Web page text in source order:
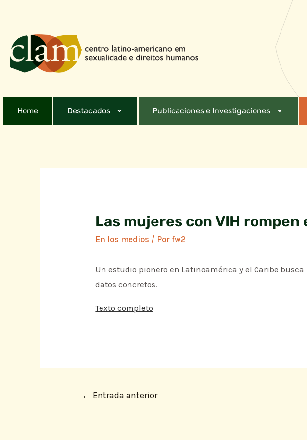
Home Destacados Publicaciones e Investigaciones
Las mujeres con VIH rompen
En los medios / Porfw2
Un estudio pionero en Latinoamérica y el Caribe
datos concretos.
Texto completo
← Entrada anterior